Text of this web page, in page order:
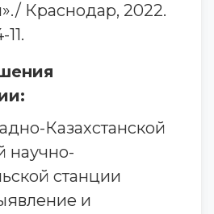
Краснодар, 2022.
Казахстанской
научно-
станции
и